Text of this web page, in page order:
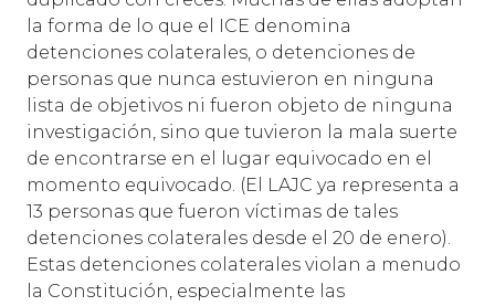
la forma de lo que el ICE denomina
detenciones colaterales, o detenciones de
personas que nunca estuvieron en ninguna
lista de objetivos ni fueron objeto de ninguna
investigación, sino que tuvieron la mala suerte
de encontrarse en el lugar equivocado en el
momento equivocado. (El LAJC ya representa a
13 personas que fueron víctimas de tales
detenciones colaterales desde el 20 de enero).
Estas detenciones colaterales violan a menudo
la Constitución, especialmente las